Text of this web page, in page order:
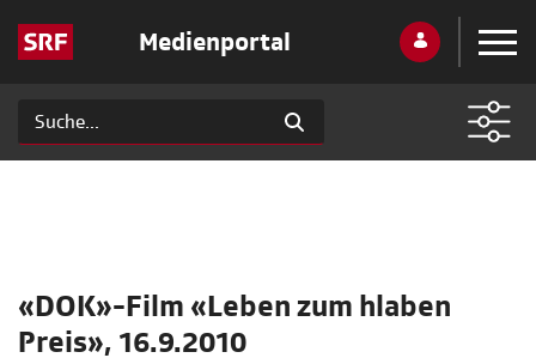
Medienportal
«DOK»-Film «Leben zum hlaben
Preis», 16.9.2010